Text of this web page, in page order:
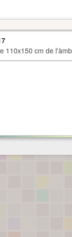
110x150 cm de